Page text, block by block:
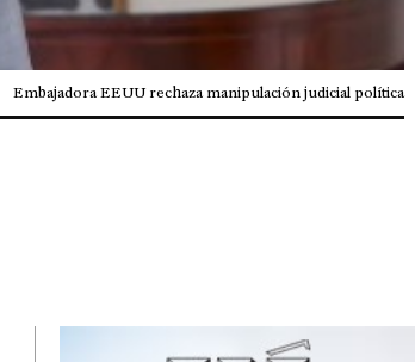
Embajadora EEUU rechaza manipulación judicial política